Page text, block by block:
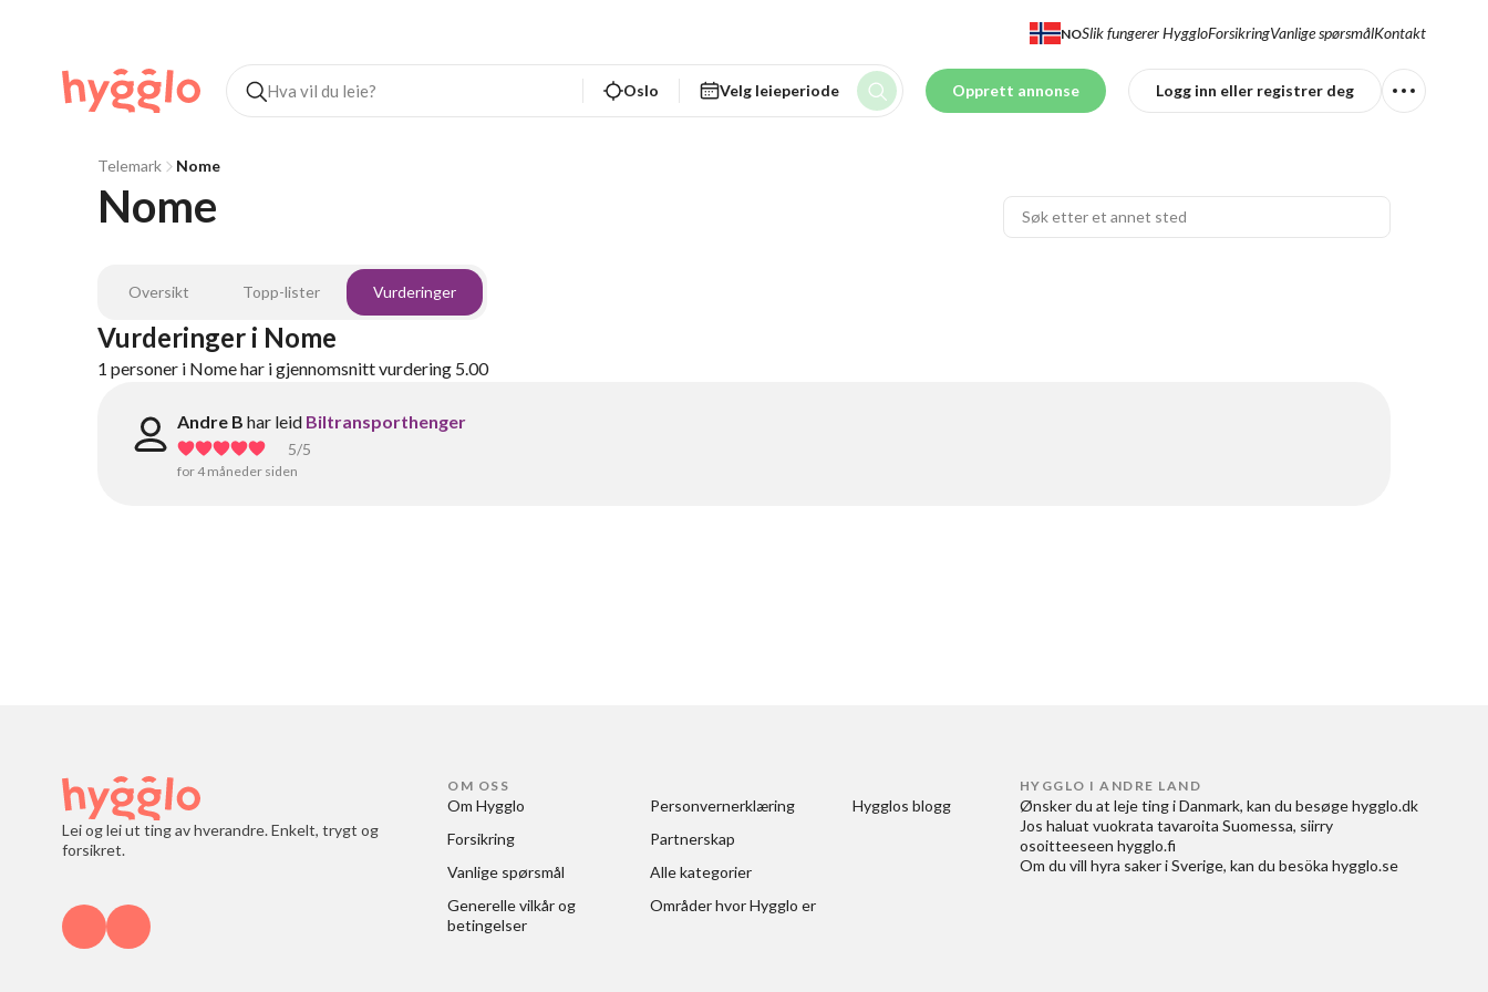
NOSlik fungerer HyggloForsikringVanlige spørsmålKontakt
Oslo Velg leieperiode Opprett annonse Logg inn eller registrer deg
Telemark Nome
Nome
Oversikt Topp-lister Vurderinger
Vurderinger i Nome
1 personer i Nomehar i gjennomsnitt vurdering 5.00
Andre B har leid Biltransporthenger
5/5
for 4 måneder siden
Lei og lei ut ting av hverandre. Enkelt, trygt og
forsikret.
OM OSS
Om Hygglo
Forsikring
Vanlige spørsmål
Generelle vilkår og
betingelser
Personvernerklæring
Partnerskap
Alle kategorier
Områder hvor Hygglo er
Hygglos blogg
HYGGLO I ANDRE LAND
Ønsker du at leje ting i Danmark, kan du besøge hygglo.dk
Jos haluat vuokrata tavaroita Suomessa, siirry
osoitteeseen hygglo.fi
Om du vill hyra saker i Sverige, kan du besöka hygglo.se